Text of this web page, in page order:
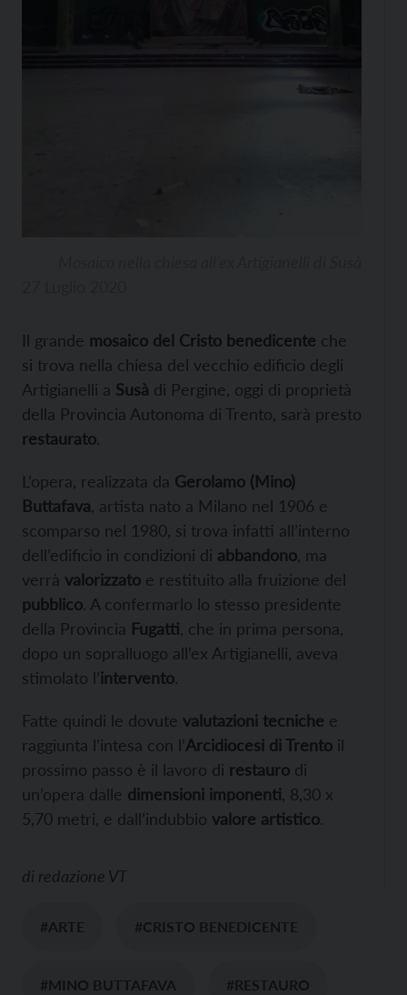
Il grande mosaico del Cristo benedicente che
si trova nella chiesa del vecchio edificio degli
Artigianelli a Susà di Pergine, oggi di proprietà
della Provincia Autonoma di Trento, sarà presto
restaurato.
L’opera, realizzata da Gerolamo (Mino)
Buttafava , artista nato a Milano nel 1906 e
scomparso nel 1980, si trova infatti all’interno
dell’edificio in condizioni di abbandono , ma
verrà valorizzato e restituito alla fruizione del
pubblico. A confermarlo lo stesso presidente
della Provincia Fugatti , che in prima persona,
dopo un sopralluogo all’ex Artigianelli, aveva
stimolato l’intervento.
Fatte quindi le dovute valutazioni tecniche e
raggiunta l’intesa con l’Arcidiocesi di Trento il
prossimo passo è il lavoro di restauro di
un’opera dalle dimensioni imponenti , 8,30 x
5,70 metri, e dall’indubbio valore artistico.
di redazione VT
#ARTE #CRISTO BENEDICENTE
#MINO BUTTAFAVA #RESTAURO